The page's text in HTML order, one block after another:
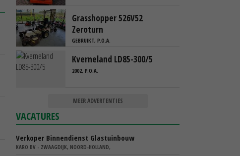
Grasshopper 526V52
Zeroturn
GEBRUIKT, P.O.A.
Kverneland LD85-300/5
2002, P.O.A.
MEER ADVERTENTIES
VACATURES
Verkoper Binnendienst Glastuinbouw
KARO BV - ZWAAGDIJK, NOORD-HOLLAND,